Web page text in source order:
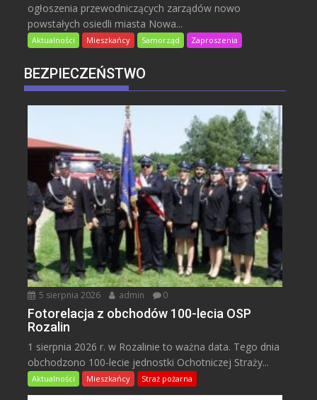
ogłoszenia przewodniczących zarządów nowo
powstałych osiedli miasta Nowa...
Aktualności Mieszkańcy Samorząd Zaproszenia
BEZPIECZEŃSTWO
5 sierpnia 2026 admin 0
Fotorelacja z obchodów 100-lecia OSP
Rozalin
1 sierpnia 2026 r. w Rozalinie to ważna data. Tego dnia
obchodzono 100-lecie jednostki Ochotniczej Straży...
Aktualności Mieszkańcy Straż pożarna